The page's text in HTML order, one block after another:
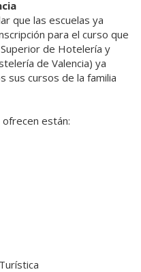
que las escuelas ya
para el curso que
de Hotelería y
de Valencia) ya
sus cursos de la familia
están: